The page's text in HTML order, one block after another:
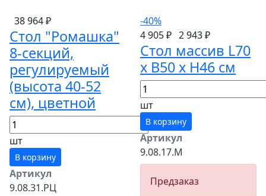
38 964 ₽
Стол "Ромашка"
8-секций,
регулируемый
(высота 40-52
см), цветной
шт
В корзину
Артикул
9.08.31.РЦ
-40%
4 905 ₽ 2 943 ₽
Стол массив L70
х B50 x H46 см
шт
В корзину
Артикул
9.08.17.М
Предзаказ